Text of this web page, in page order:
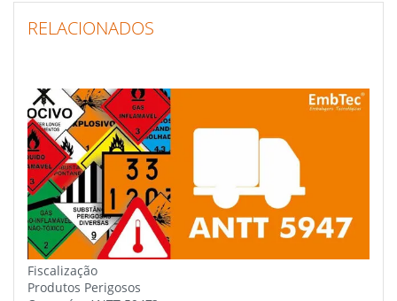
RELACIONADOS
Fiscalização
Produtos Perigosos